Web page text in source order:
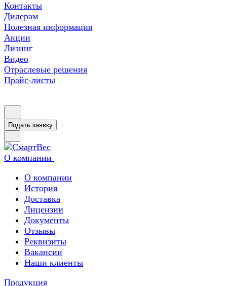
Контакты
Дилерам
Полезная информация
Акции
Лизинг
Видео
Отраслевые решения
Прайс-листы
Подать заявку
О компании
О компании
История
Доставка
Лицензии
Документы
Отзывы
Реквизиты
Вакансии
Наши клиенты
Продукция